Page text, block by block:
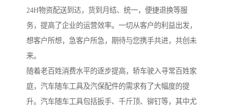
24H物资配送到达，货到月结、统一，便捷退换等服
务，提高了企业的运营效率。一切从客户的利益出发，
想客户所想，急客户所急，期待与您携手共进，共创未
来。
随着老百姓消费水平的逐步提高，轿车驶入寻常百姓家
庭，汽车随车工具及汽保配件的需求有了大幅度的提
升。汽车随车工具包括扳手、千斤顶、铆钉等，其中尤